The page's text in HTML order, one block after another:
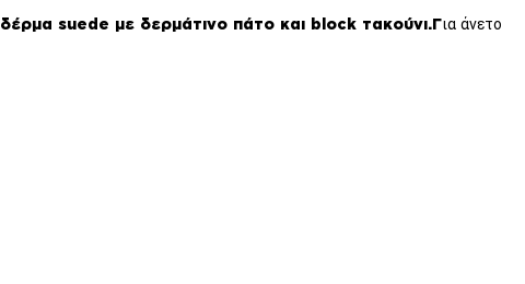
suede με δερμάτινο πάτο και block τακούνι.Για άνετο